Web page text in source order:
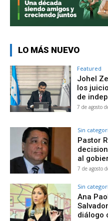
LO MÁS NUEVO
Featured
Johel
los
de
7 de agosto
Sin
Pastor
al
7 de agosto
Sin
Ana
diálogo